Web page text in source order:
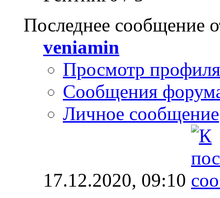
Последнее сообщение
veniamin
Просмотр профиля
Сообщения
Личное сообщение
17.12.2020, 09:10